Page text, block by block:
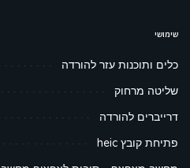
שימושי
כלים ותוכנות עזר להורדה
שליטה מרחוק
דרייברים להורדה
פתיחת קובץ heic